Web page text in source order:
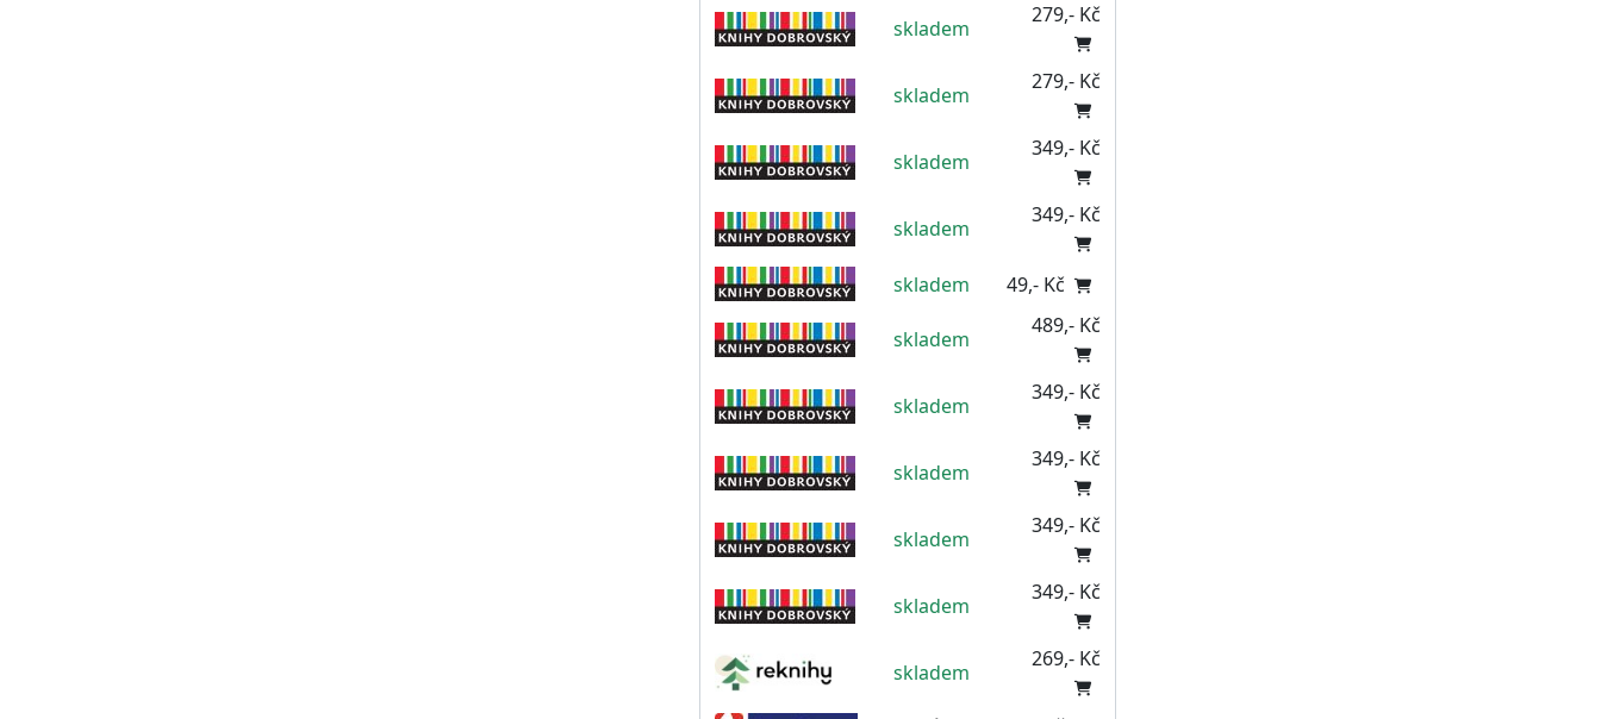
skladem
279,- Kč
skladem
279,- Kč
skladem
349,- Kč
skladem
349,- Kč
skladem 49,- Kč
skladem
489,- Kč
skladem
349,- Kč
skladem
349,- Kč
skladem
349,- Kč
skladem
349,- Kč
skladem
269,- Kč